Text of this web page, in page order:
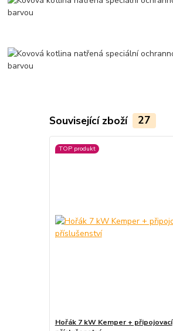
Související zboží 27
TOP produkt
Hořák 7 kW Kemper + připojovací